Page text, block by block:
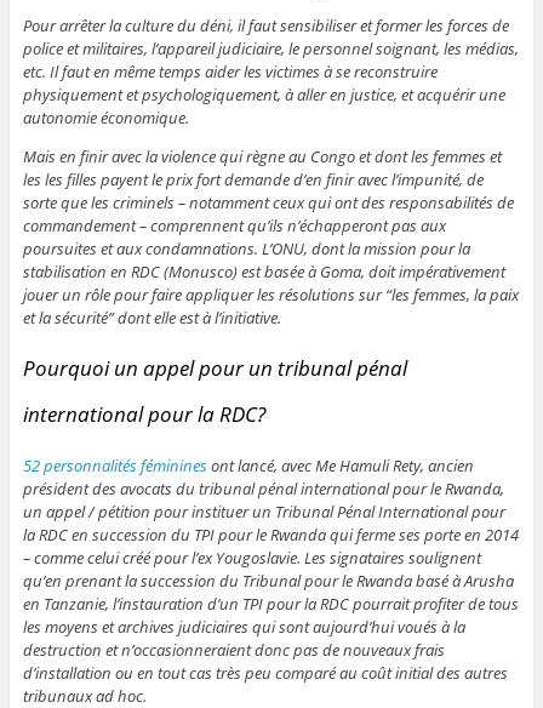
Pour arrêter la culture du déni, il faut sensibiliser et former les forces de
police et militaires, l’appareil judiciaire, le personnel soignant, les médias,
etc. Il faut en même temps aider les victimes à se reconstruire
physiquement et psychologiquement, à aller en justice, et acquérir une
autonomie économique.
Mais en finir avec la violence qui règne au Congo et dont les femmes et
les les filles payent le prix fort demande d’en finir avec l’impunité, de
sorte que les criminels – notamment ceux qui ont des responsabilités de
commandement – comprennent qu’ils n’échapperont pas aux
poursuites et aux condamnations. L’ONU, dont la mission pour la
stabilisation en RDC (Monusco) est basée à Goma, doit impérativement
jouer un rôle pour faire appliquer les résolutions sur “les femmes, la paix
et la sécurité” dont elle est à l’initiative.
Pourquoi un appel pour un tribunal pénal
international pour la RDC?
52 personnalités fémininesont lancé, avec Me Hamuli Rety, ancien
président des avocats du tribunal pénal international pour le Rwanda,
un appel / pétition pour instituer un Tribunal Pénal International pour
la RDC en succession du TPI pour le Rwanda qui ferme ses porte en 2014
– comme celui créé pour l’ex Yougoslavie. Les signataires soulignent
qu’en prenant la succession du Tribunal pour le Rwanda basé à Arusha
en Tanzanie, l’instauration d’un TPI pour la RDC pourrait profiter de tous
les moyens et archives judiciaires qui sont aujourd’hui voués à la
destruction et n’occasionneraient donc pas de nouveaux frais
d’installation ou en tout cas très peu comparé au coût initial des autres
tribunaux ad hoc.